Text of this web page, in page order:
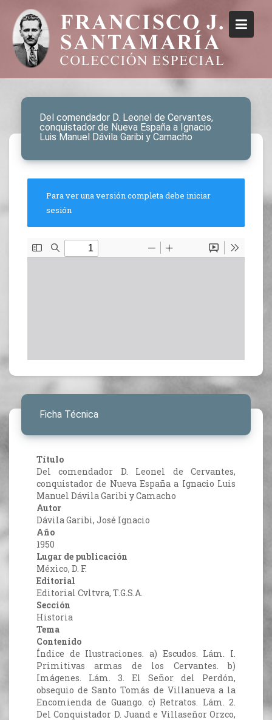
Del comendador D. Leonel de Cervantes,
conquistador de Nueva España a Ignacio
Luis Manuel Dávila Garibi y Camacho
Para ver una versión completa debe iniciar
sesión
Ficha Técnica
Título
Del comendador D. Leonel de Cervantes,
conquistador de Nueva España a Ignacio Luis
Manuel Dávila Garibi y Camacho
Autor
Dávila Garibi, José Ignacio
Año
1950
Lugar de publicación
México, D. F.
Editorial
Editorial Cvltvra, T.G.S.A.
Sección
Historia
Tema
Contenido
Índice de Ilustraciones. a) Escudos. Lám. I.
Primitivas armas de los Cervantes. b)
Imágenes. Lám. 3. El Señor del Perdón,
obsequio de Santo Tomás de Villanueva a la
Encomienda de Guango. c) Retratos. Lám. 2.
Del Conquistador D. Juand e Villaseñor Orzco,